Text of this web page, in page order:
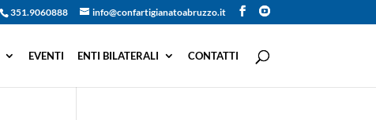
351.9060888 info@confartigianatoabruzzo.it
EVENTI ENTI BILATERALI CONTATTI